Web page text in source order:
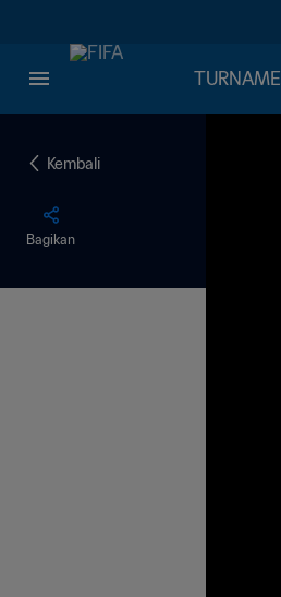
Kembali
Bagikan